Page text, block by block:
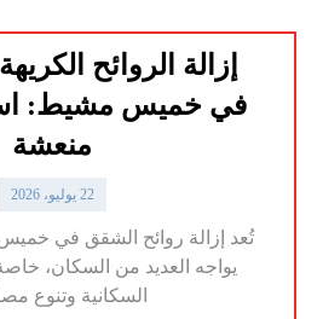
إزالة الروائح
في خميس مشيط:
منعشة
22 يوليو، 2026
تُعد إزالة روائح الشقق في
يواجه العديد من السكان،
السكانية وتنوع